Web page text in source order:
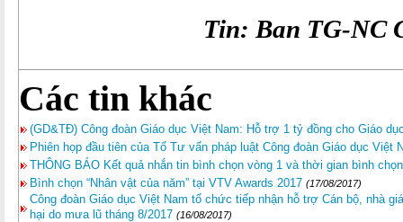
Tin: Ban TG-NC
Các tin khác
(GD&TĐ) Công đoàn Giáo dục Việt Nam: Hỗ trợ 1 tỷ đồng cho Giáo
Phiên họp đầu tiên của Tổ Tư vấn pháp luật Công đoàn Giáo dục Việt
THÔNG BÁO Kết quả nhắn tin bình chọn vòng 1 và thời gian bình
Bình chọn “Nhân vật của năm” tại VTV Awards 2017 (17/08/2017)
Công đoàn Giáo dục Việt Nam tổ chức tiếp nhận hỗ trợ Cán bộ, nhà
hại do mưa lũ tháng 8/2017 (16/08/2017)